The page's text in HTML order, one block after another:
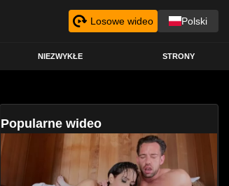
Losowe wideo Polski
NIEZWYKŁE STRONY
Popularne wideo